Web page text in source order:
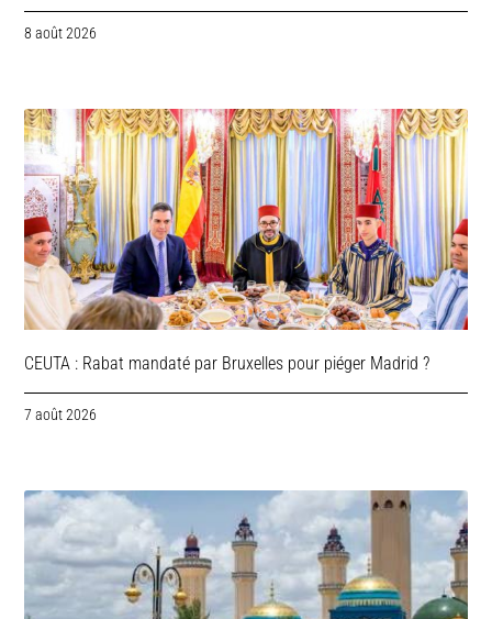
8 août 2026
CEUTA : Rabat mandaté par Bruxelles pour piéger Madrid ?
7 août 2026